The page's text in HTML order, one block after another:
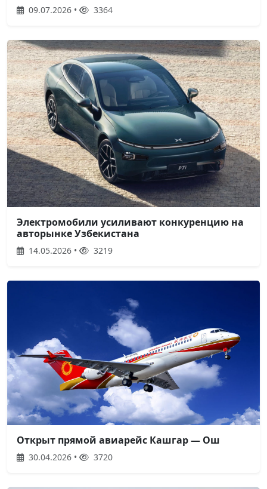
09.07.2026 • 3364
Электромобили усиливают конкуренцию на
авторынке Узбекистана
14.05.2026 • 3219
Открыт прямой авиарейс Кашгар — Ош
30.04.2026 • 3720